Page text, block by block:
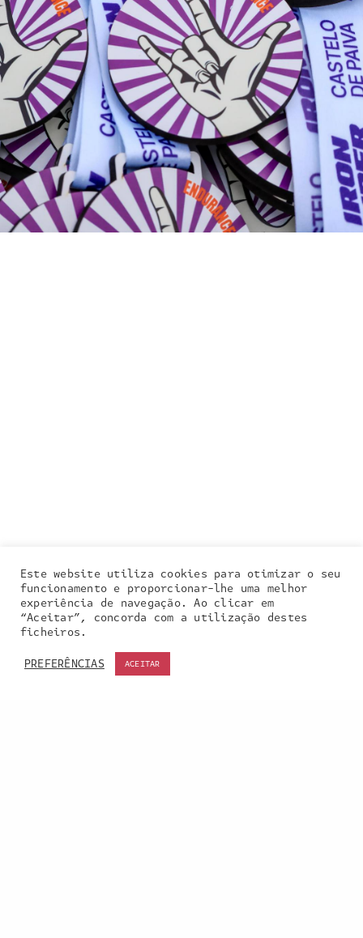
Este website utiliza cookies para otimizar o seu
funcionamento e proporcionar-lhe uma melhor
experiência de navegação. Ao clicar em
“Aceitar”, concorda com a utilização destes
ficheiros.
PREFERÊNCIAS
ACEITAR
Our site uses cookies. Learn more about our use of
cookies:cookie policy
ACCEPT